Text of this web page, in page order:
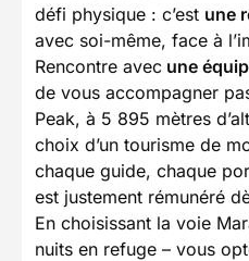
défi physique : c’est une
avec soi-même, face à
Rencontre avec une
de vous accompagner
Peak, à 5 895 mètres
choix d’un tourisme de
chaque guide, chaque
est justement rémunéré
En choisissant la voie
nuits en refuge – vous